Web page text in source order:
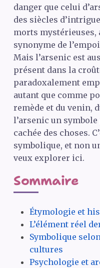
danger que celui
des siècles
morts mystérieuses,
synonyme de
Mais l’arsenic est
présent dans la
paradoxalement
autant que comme
remède et du venin,
l’arsenic un
cachée des choses.
symbolique, et non
veux explorer ici.
Sommaire
Étymologie et
L’élément réel
Symbolique
cultures
Psychologie et